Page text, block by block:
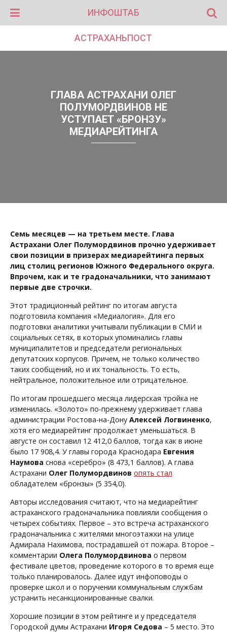
ИНФОШТАБ
АСТРАХАНЬПОСТ
ГЛАВА АСТРАХАНИ ОЛЕГ
ПОЛУМОРДВИНОВ НЕ
УСТУПАЕТ «БРОНЗУ»
МЕДИАРЕЙТИНГА
Семь месяцев — на третьем месте. Глава
Астрахани Олег Полумордвинов прочно удерживает
свои позиции в призерах медиарейтинга первых
лиц столиц регионов Южного Федерального округа.
Впрочем, как и те градоначальники, что занимают
первые две строчки.
Этот традиционный рейтинг по итогам августа
подготовила компания «Медиалогия». Для его
подготовки аналитики учитывали публикации в СМИ и
социальных сетях, в которых упоминались главы
муниципалитетов и председатели региональных
депутатских корпусов. Причем, не только количество
таких сообщений, но и их тональность. То есть,
нейтральное, положительное или отрицательное.
По итогам прошедшего месяца лидерская тройка не
изменилась. «Золото» по-прежнему удерживает глава
администрации Ростова-на-Дону Алексей Логвиненко,
хотя его медиарейтинг продолжает уменьшаться. В
августе он составил 12 412,0 баллов, тогда как в июне
было 17 908,4. У главы города Краснодара Евгения
Наумова снова «серебро» (8 473,1 баллов). А глава
Астрахани Олег Полумордвинов опять стал
обладателем «бронзы» (5 354,0).
Авторы исследования считают, что на медиарейтинг
астраханского градоначальника повлияли сообщения о
четырех событиях. Первое – это встреча астраханского
градоначальника с жителями многоэтажки на улице
Адмирала Нахимова, пострадавшей от пожара. Второе –
комментарии Олега Полумордвинова о первом
фестивале цветов, проведение которого в то время еще
только планировалось. Далее идут инфоповоды о
проверке школ и о поручении коммунальным службам
устранить несанкционированные свалки.
Хорошие позиции в этом рейтинге и у председателя
Городской думы Астрахани Игоря Седова – 5 место. Это